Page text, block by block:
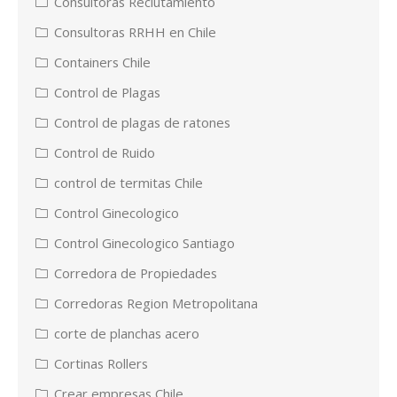
Consultoras RRHH en Chile
Containers Chile
Control de Plagas
Control de plagas de ratones
Control de Ruido
control de termitas Chile
Control Ginecologico
Control Ginecologico Santiago
Corredora de Propiedades
Corredoras Region Metropolitana
corte de planchas acero
Cortinas Rollers
Crear empresas Chile